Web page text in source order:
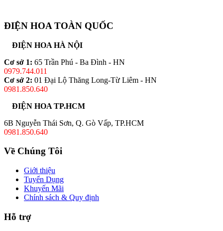
ĐIỆN HOA TOÀN QUỐC
ĐIỆN HOA HÀ NỘI
Cơ sở 1: 65 Trần Phú - Ba Đình - HN
0979.744.011
Cơ sở 2: 01 Đại Lộ Thăng Long-Từ Liêm - HN
0981.850.640
ĐIỆN HOA TP.HCM
6B Nguyễn Thái Sơn, Q. Gò Vấp, TP.HCM
0981.850.640
Về Chúng Tôi
Giới thiệu
Tuyển Dụng
Khuyến Mãi
Chính sách & Quy định
Hỗ trợ